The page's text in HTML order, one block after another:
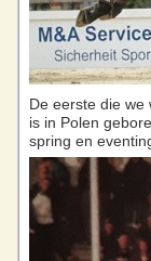
De eerste die we
is in Polen
spring en